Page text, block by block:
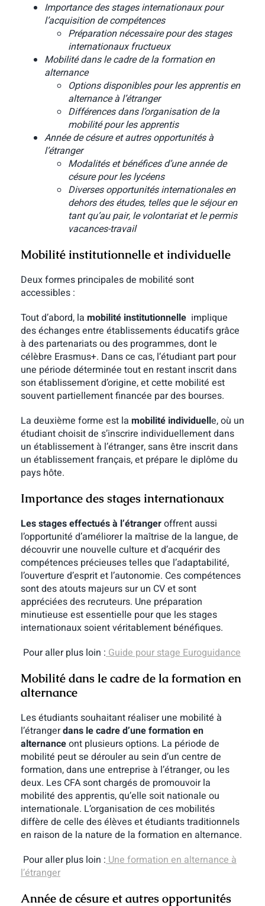
Importance des stages internationaux pour
l’acquisition de compétences
Préparation nécessaire pour des stages
internationaux fructueux
Mobilité dans le cadre de la formation en
alternance
Options disponibles pour les apprentis en
alternance à l’étranger
Différences dans l’organisation de la
mobilité pour les apprentis
Année de césure et autres opportunités à
l’étranger
Modalités et bénéfices d’une année de
césure pour les lycéens
Diverses opportunités internationales en
dehors des études, telles que le séjour en
tant qu’au pair, le volontariat et le permis
vacances-travail
Mobilité institutionnelle et individuelle
Deux formes principales de mobilité sont
accessibles :
Tout d’abord, la mobilité institutionnelleimplique
des échanges entre établissements éducatifs grâce
à des partenariats ou des programmes, dont le
célèbre Erasmus+. Dans ce cas, l’étudiant part pour
une période déterminée tout en restant inscrit dans
son établissement d’origine, et cette mobilité est
souvent partiellement financée par des bourses.
La deuxième forme est la mobilité individuelle, où un
étudiant choisit de s’inscrire individuellement dans
un établissement à l’étranger, sans être inscrit dans
un établissement français, et prépare le diplôme du
pays hôte.
Importance des stages internationaux
Les stages effectués à l’étrangeroffrent aussi
l’opportunité d’améliorer la maîtrise de la langue, de
découvrir une nouvelle culture et d’acquérir des
compétences précieuses telles que l’adaptabilité,
l’ouverture d’esprit et l’autonomie. Ces compétences
sont des atouts majeurs sur un CV et sont
appréciées des recruteurs. Une préparation
minutieuse est essentielle pour que les stages
internationaux soient véritablement bénéfiques.
Pour aller plus loin :Guide pour stage Euroguidance
Mobilité dans le cadre de la formation en
alternance
Les étudiants souhaitant réaliser une mobilité à
l’étrangerdans le cadre d’une formation en
alternanceont plusieurs options. La période de
mobilité peut se dérouler au sein d’un centre de
formation, dans une entreprise à l’étranger, ou les
deux. Les CFA sont chargés de promouvoir la
mobilité des apprentis, qu’elle soit nationale ou
internationale. L’organisation de ces mobilités
diffère de celle des élèves et étudiants traditionnels
en raison de la nature de la formation en alternance.
Pour aller plus loin :Une formation en alternance à
l’étranger
Année de césure et autres opportunités